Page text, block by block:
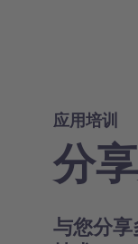
应用培训
分
与您分享